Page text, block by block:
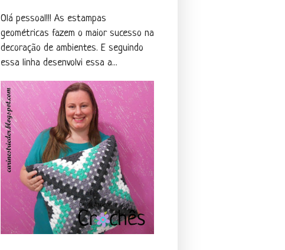
Olá pessoal!!! As estampas
geométricas fazem o maior sucesso na
decoração de ambientes. E seguindo
essa linha desenvolvi essa a...